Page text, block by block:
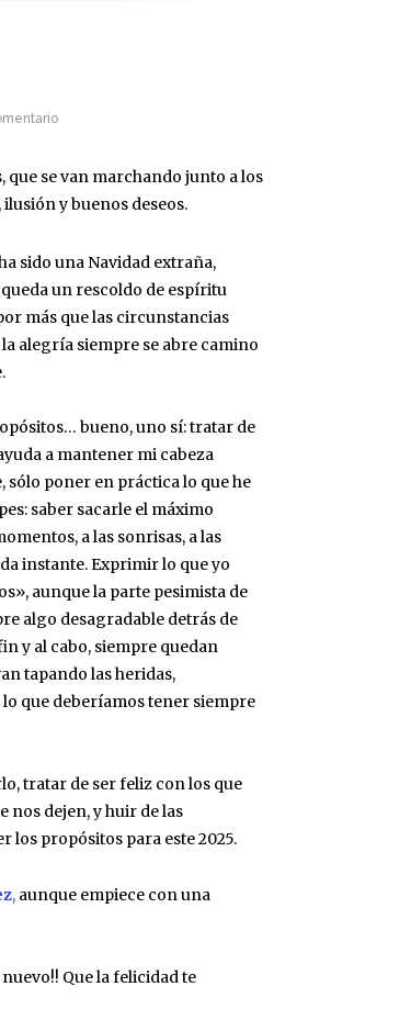
que se van marchando junto a los
y buenos deseos.
sido una Navidad extraña,
un rescoldo de espíritu
más que las circunstancias
alegría siempre se abre camino
bueno, uno sí: tratar de
a mantener mi cabeza
sólo poner en práctica lo que he
saber sacarle el máximo
a las sonrisas, a las
instante. Exprimir lo que yo
aunque la parte pesimista de
algo desagradable detrás de
y al cabo, siempre quedan
tapando las heridas,
lo que deberíamos tener siempre
tratar de ser feliz con los que
nos dejen, y huir de las
los propósitos para este 2025.
, aunque empiece con una
nuevo!! Que la felicidad te